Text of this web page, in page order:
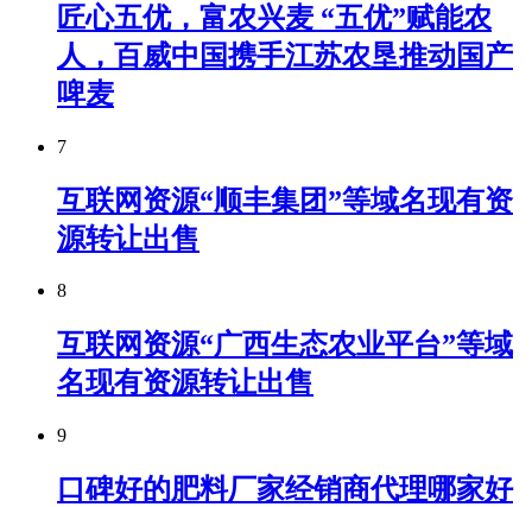
匠心五优，富农兴麦 “五优”赋能农
人，百威中国携手江苏农垦推动国产
啤麦
7
互联网资源“顺丰集团”等域名现有资
源转让出售
8
互联网资源“广西生态农业平台”等域
名现有资源转让出售
9
口碑好的肥料厂家经销商代理哪家好